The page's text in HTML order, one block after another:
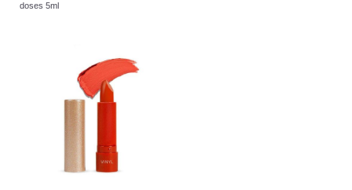
doses 5ml